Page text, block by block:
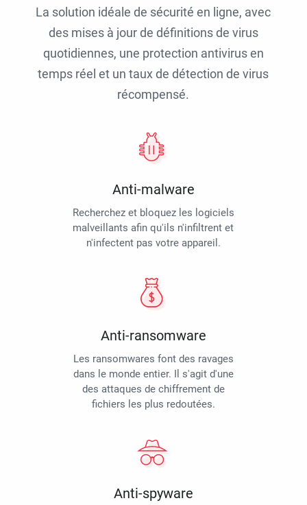
La solution idéale de sécurité en ligne, avec
des mises à jour de définitions de virus
quotidiennes, une protection antivirus en
temps réel et un taux de détection de virus
récompensé.
Anti-malware
Recherchez et bloquez les logiciels
malveillants afin qu'ils n'infiltrent et
n'infectent pas votre appareil.
Anti-ransomware
Les ransomwares font des ravages
dans le monde entier. Il s'agit d'une
des attaques de chiffrement de
fichiers les plus redoutées.
Anti-spyware